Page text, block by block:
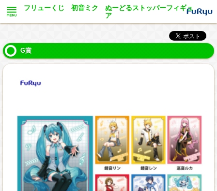
フリューくじ 初音ミク ぬーどるストッパーフィギュ
ア
G賞